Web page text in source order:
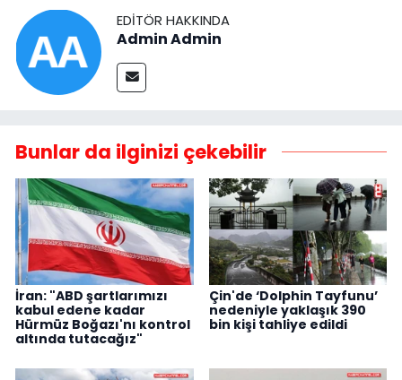
EDITÖR HAKKINDA
Admin Admin
Bunlar da ilginizi çekebilir
İran: "ABD şartlarımızı
kabul edene kadar
Hürmüz Boğazı'nı kontrol
altında tutacağız"
Çin'de ‘Dolphin Tayfunu’
nedeniyle yaklaşık 390
bin kişi tahliye edildi